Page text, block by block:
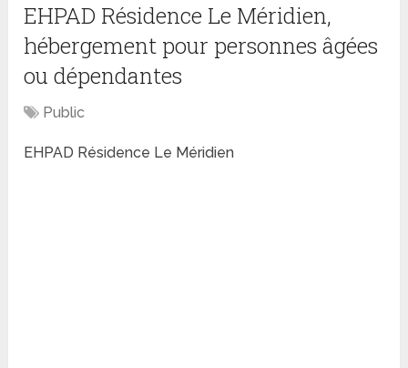
EHPAD Résidence Le Méridien,
hébergement pour personnes âgées
ou dépendantes
Public
EHPAD Résidence Le Méridien